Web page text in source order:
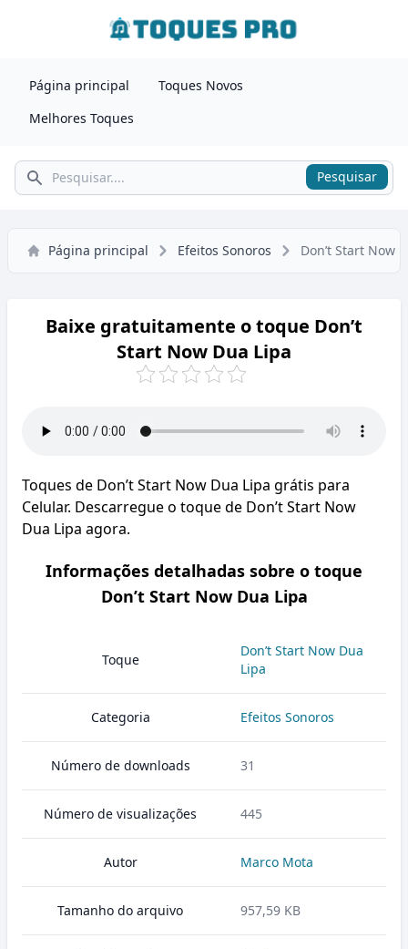
Página principal
Toques Novos
Melhores Toques
Pesquisar Pesquisar
Página principal Efeitos Sonoros Don’t Start Now
Baixe gratuitamente o toque Don’t
Start Now Dua Lipa
Toques de Don’t Start Now Dua Lipa grátis para
Celular. Descarregue o toque de Don’t Start Now
Dua Lipa agora.
Informações detalhadas sobre o toque
Don’t Start Now Dua Lipa
Toque
Don’t Start Now Dua
Lipa
Categoria Efeitos Sonoros
Número de downloads 31
Número de visualizações 445
Autor Marco Mota
Tamanho do arquivo 957,59 KB